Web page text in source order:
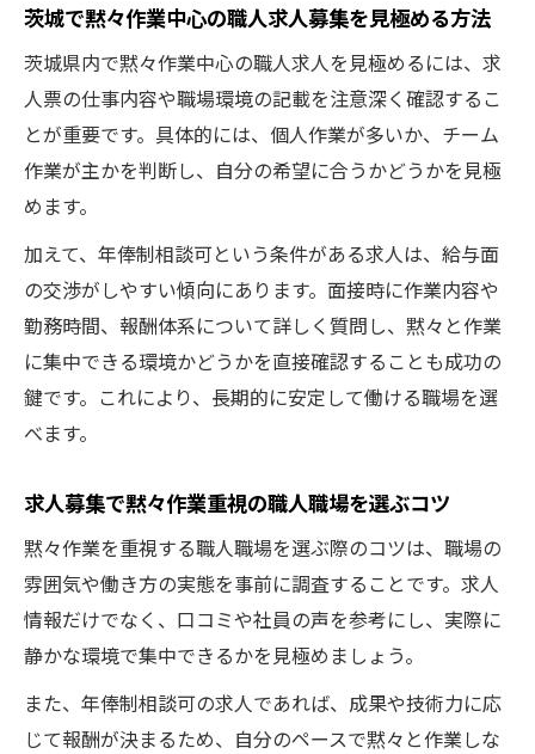
茨城で黙々作業中心の職人求人募集を見極める方法
茨城県内で黙々作業中心の職人求人を見極めるには、求
人票の仕事内容や職場環境の記載を注意深く確認するこ
とが重要です。具体的には、個人作業が多いか、チーム
作業が主かを判断し、自分の希望に合うかどうかを見極
めます。
加えて、年俸制相談可という条件がある求人は、給与面
の交渉がしやすい傾向にあります。面接時に作業内容や
勤務時間、報酬体系について詳しく質問し、黙々と作業
に集中できる環境かどうかを直接確認することも成功の
鍵です。これにより、長期的に安定して働ける職場を選
べます。
求人募集で黙々作業重視の職人職場を選ぶコツ
黙々作業を重視する職人職場を選ぶ際のコツは、職場の
雰囲気や働き方の実態を事前に調査することです。求人
情報だけでなく、口コミや社員の声を参考にし、実際に
静かな環境で集中できるかを見極めましょう。
また、年俸制相談可の求人であれば、成果や技術力に応
じて報酬が決まるため、自分のペースで黙々と作業しな